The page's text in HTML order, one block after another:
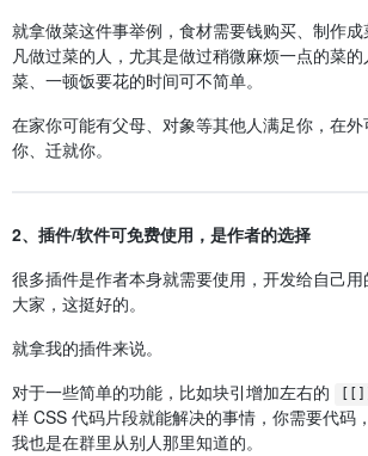
就拿做菜这件事举例，食材需要钱购买、制作
凡做过菜的人，尤其是做过稍微麻烦一点的菜
菜、一顿饭要花的时间可不简单。
在家你可能有父母、对象等其他人满足你，在
你、迁就你。
2、插件/软件可免费使用，是作者的选择
很多插件是作者本身就需要使用，开发给自己
大家，这挺好的。
就拿我的插件来说。
对于一些简单的功能，比如块引增加左右的
样 CSS 代码片段就能解决的事情，你需要代码
我也是在群里从别人那里知道的。